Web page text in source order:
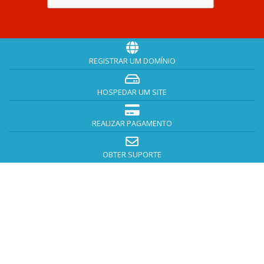
REGISTRAR UM DOMÍNIO
HOSPEDAR UM SITE
REALIZAR PAGAMENTO
OBTER SUPORTE